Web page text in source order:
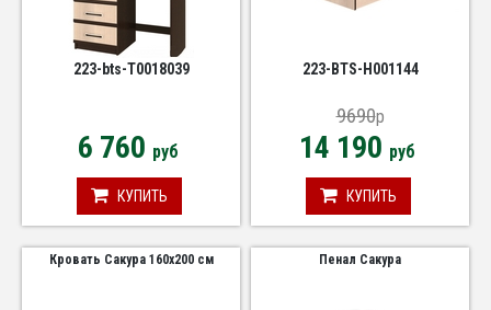
223-bts-Т0018039
6 760 руб
КУПИТЬ
223-BTS-Н001144
9690p
14 190 руб
КУПИТЬ
Кровать Сакура 160х200 см Пенал Сакура